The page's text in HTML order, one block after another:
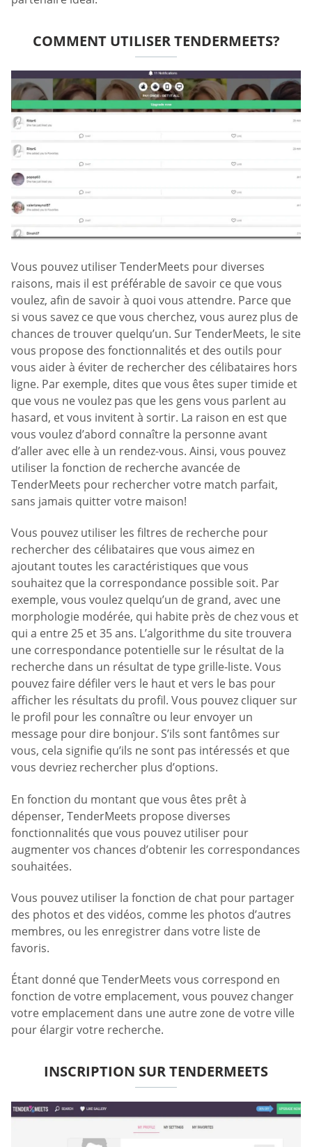
COMMENT UTILISER TENDERMEETS?
Vous pouvez utiliser TenderMeets pour diverses
raisons, mais il est préférable de savoir ce que vous
voulez, afin de savoir à quoi vous attendre. Parce que
si vous savez ce que vous cherchez, vous aurez plus de
chances de trouver quelqu’un. Sur TenderMeets, le site
vous propose des fonctionnalités et des outils pour
vous aider à éviter de rechercher des célibataires hors
ligne. Par exemple, dites que vous êtes super timide et
que vous ne voulez pas que les gens vous parlent au
hasard, et vous invitent à sortir. La raison en est que
vous voulez d’abord connaître la personne avant
d’aller avec elle à un rendez-vous. Ainsi, vous pouvez
utiliser la fonction de recherche avancée de
TenderMeets pour rechercher votre match parfait,
sans jamais quitter votre maison!
Vous pouvez utiliser les filtres de recherche pour
rechercher des célibataires que vous aimez en
ajoutant toutes les caractéristiques que vous
souhaitez que la correspondance possible soit. Par
exemple, vous voulez quelqu’un de grand, avec une
morphologie modérée, qui habite près de chez vous et
qui a entre 25 et 35 ans. L’algorithme du site trouvera
une correspondance potentielle sur le résultat de la
recherche dans un résultat de type grille-liste. Vous
pouvez faire défiler vers le haut et vers le bas pour
afficher les résultats du profil. Vous pouvez cliquer sur
le profil pour les connaître ou leur envoyer un
message pour dire bonjour. S’ils sont fantômes sur
vous, cela signifie qu’ils ne sont pas intéressés et que
vous devriez rechercher plus d’options.
En fonction du montant que vous êtes prêt à
dépenser, TenderMeets propose diverses
fonctionnalités que vous pouvez utiliser pour
augmenter vos chances d’obtenir les correspondances
souhaitées.
Vous pouvez utiliser la fonction de chat pour partager
des photos et des vidéos, comme les photos d’autres
membres, ou les enregistrer dans votre liste de
favoris.
Étant donné que TenderMeets vous correspond en
fonction de votre emplacement, vous pouvez changer
votre emplacement dans une autre zone de votre ville
pour élargir votre recherche.
INSCRIPTION SUR TENDERMEETS